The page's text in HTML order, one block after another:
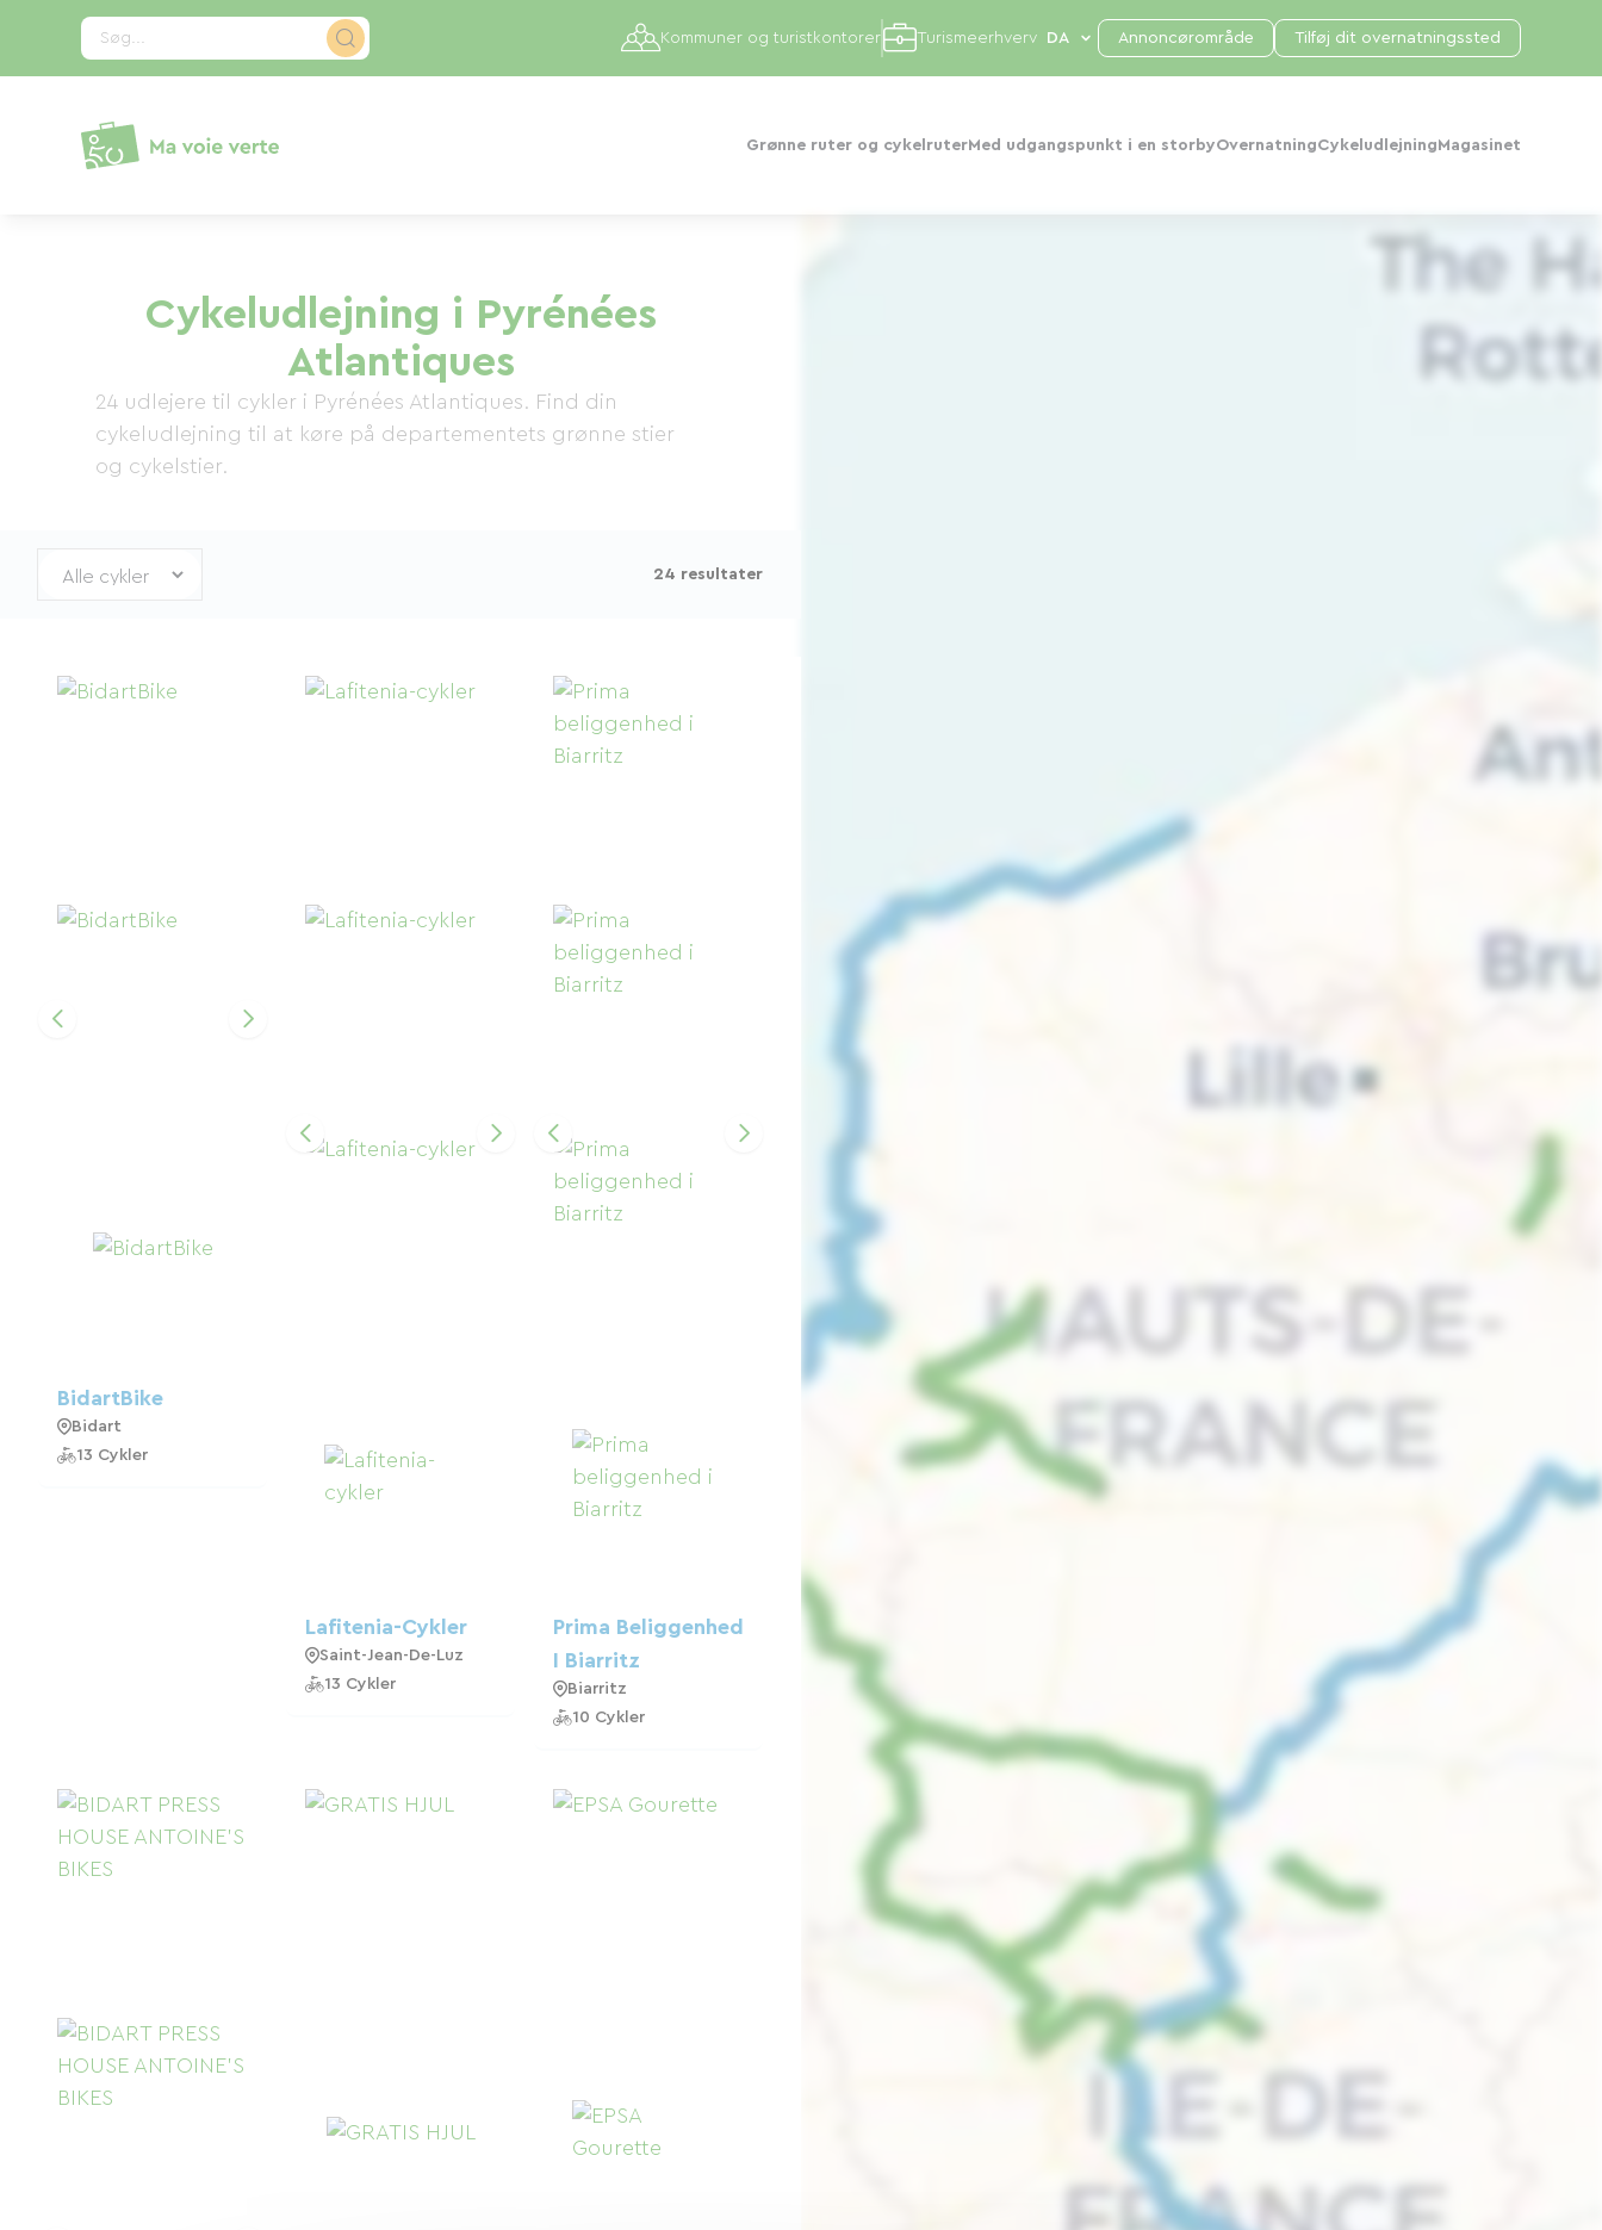
Søg...
Grønne ruter og cykelruterMed udgangspunkt i en storbyOvernatningCykeludlejning Magasinet
Kommuner og turistkontorer Turismeerhverv Annoncørområde Tilføj dit overnatningssted
Cykeludlejning i Pyrénées
Atlantiques
24 udlejere til cykler i Pyrénées Atlantiques. Find din
cykeludlejning til at køre på departementets grønne stier
og cykelstier.
24 resultater
BidartBike
Bidart
13 Cykler
Lafitenia-Cykler
Saint-Jean-De-Luz
13 Cykler
Prima Beliggenhed
I Biarritz
Biarritz
10 Cykler
CCookie-styringspanel